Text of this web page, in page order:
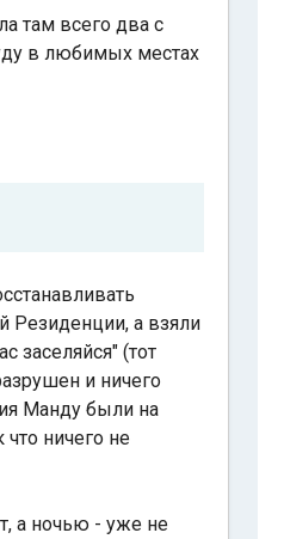
там всего два с
в любимых местах
Резиденции, а взяли
заселяйся" (тот
и ничего
Манду были на
ничего не
а ночью - уже не